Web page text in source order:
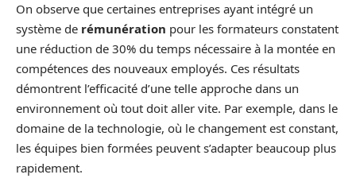
On observe que certaines entreprises ayant intégré un
système de rémunération pour les formateurs constatent
une réduction de 30% du temps nécessaire à la montée en
compétences des nouveaux employés. Ces résultats
démontrent l’efficacité d’une telle approche dans un
environnement où tout doit aller vite. Par exemple, dans le
domaine de la technologie, où le changement est constant,
les équipes bien formées peuvent s’adapter beaucoup plus
rapidement.